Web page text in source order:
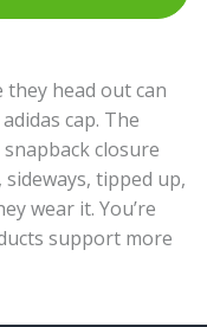
head out can
cap. The
closure
tipped up,
wear it. You’re
support more